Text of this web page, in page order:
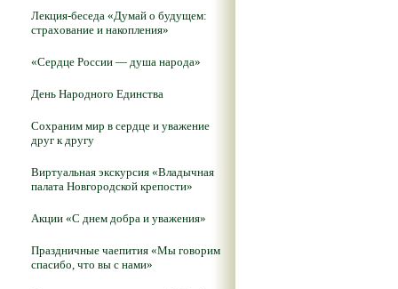
Лекция-беседа «Думай о будущем:
страхование и накопления»
«Сердце России — душа народа»
День Народного Единства
Сохраним мир в сердце и уважение
друг к другу
Виртуальная экскурсия «Владычная
палата Новгородской крепости»
Акции «С днем добра и уважения»
Праздничные чаепития «Мы говорим
спасибо, что вы с нами»